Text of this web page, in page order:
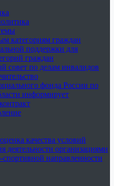
категориям граждан
поддержки для
граждан
совет по делам инвалидов
фонда России по
информирует
качества условий
деятельности организациями
спортивной направленности